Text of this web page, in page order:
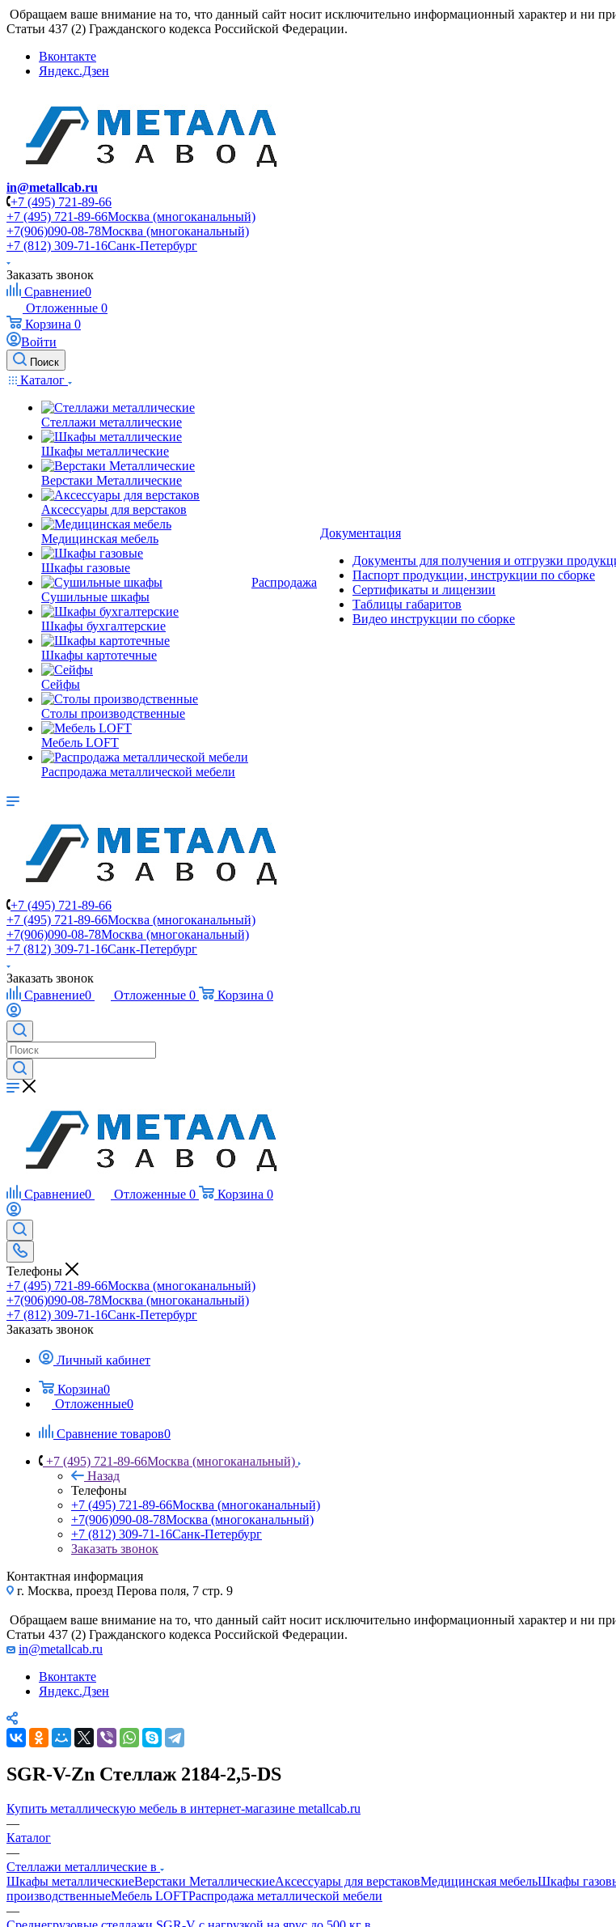
Обращаем ваше внимание на то, что данный сайт носит исключительно информационный характер и ни
Статьи 437 (2) Гражданского кодекса Российской Федерации.
Вконтакте
Яндекс.Дзен
in@metallcab.ru
+7 (495) 721-89-66
+7 (495) 721-89-66Москва (многоканальный)
+7(906)090-08-78Москва (многоканальный)
+7 (812) 309-71-16Санк-Петербург
Заказать звонок
Сравнение0
Отложенные 0
Корзина 0
Войти
Поиск
Каталог
Стеллажи металлические
Шкафы металлические
Верстаки Металлические
Аксессуары для верстаков
Медицинская мебель
Шкафы газовые
Сушильные шкафы
Шкафы бухгалтерские
Шкафы картотечные
Сейфы
Столы производственные
Мебель LOFT
Распродажа металлической мебели
Распродажа
Документация
Документы для получения и отгрузки
Паспорт продукции, инструкции по сборке
Сертификаты и лицензии
Таблицы габаритов
Видео инструкции по сборке
+7 (495) 721-89-66
+7 (495) 721-89-66Москва (многоканальный)
+7(906)090-08-78Москва (многоканальный)
+7 (812) 309-71-16Санк-Петербург
Заказать звонок
Сравнение0 Отложенные 0 Корзина 0
Сравнение0 Отложенные 0 Корзина 0
Телефоны
+7 (495) 721-89-66Москва (многоканальный)
+7(906)090-08-78Москва (многоканальный)
+7 (812) 309-71-16Санк-Петербург
Заказать звонок
Личный кабинет
Корзина0
Отложенные0
Сравнение товаров0
+7 (495) 721-89-66Москва (многоканальный)
Назад
Телефоны
+7 (495) 721-89-66Москва (многоканальный)
+7(906)090-08-78Москва (многоканальный)
+7 (812) 309-71-16Санк-Петербург
Заказать звонок
Контактная информация
г. Москва, проезд Перова поля, 7 стр. 9
Обращаем ваше внимание на то, что данный сайт носит исключительно информационный характер и ни
Статьи 437 (2) Гражданского кодекса Российской Федерации.
in@metallcab.ru
Вконтакте
Яндекс.Дзен
SGR-V-Zn Стеллаж 2184-2,5-DS
Купить металлическую мебель в интернет-магазине metallcab.ru
—
Каталог
—
Стеллажи металлические в
Шкафы металлическиеВерстаки МеталлическиеАксессуары для верстаковМедицинская мебельШкафы
производственныеМебель LOFTРаспродажа металлической мебели
—